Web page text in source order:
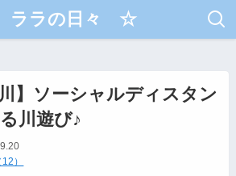
ラの日々 ☆
川】ソーシャルディスタン
川遊び♪
）